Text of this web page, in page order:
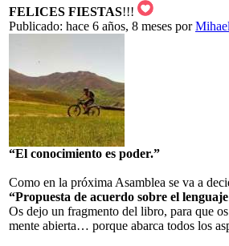
FELICES FIESTAS!!!
Publicado: hace 6 años, 8 meses por
“El conocimiento es poder.”
Como en la próxima Asamblea se va a
“Propuesta de acuerdo sobre el
Os dejo un fragmento del libro, para que
mente abierta… porque abarca todos los